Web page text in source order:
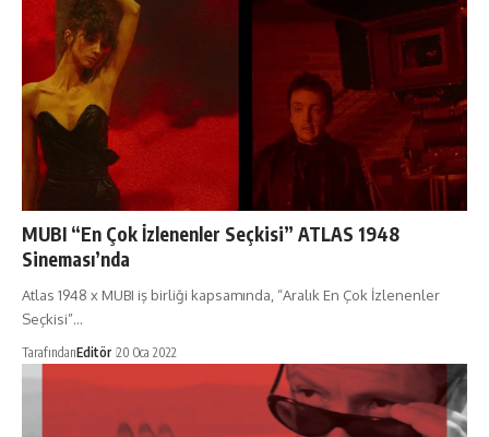
MUBI “En Çok İzlenenler Seçkisi” ATLAS 1948
Sineması’nda
Atlas 1948 x MUBI iş birliği kapsamında, “Aralık En Çok İzlenenler
Seçkisi”…
TarafındanEditör 20 Oca 2022